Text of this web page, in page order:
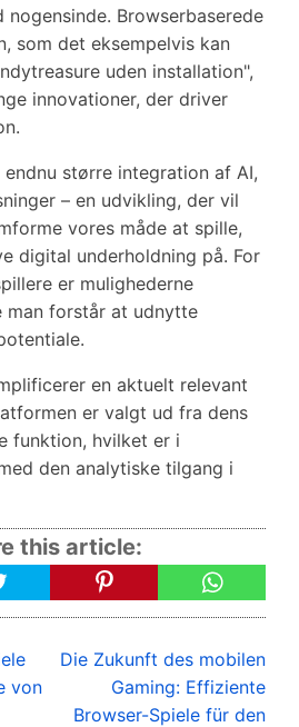
nogensinde. Browserbaserede
som det eksempelvis kan
uden installation",
innovationer, der driver
større integration af AI,
– en udvikling, der vil
vores måde at spille,
digital underholdning på. For
er mulighederne
man forstår at udnytte
en aktuelt relevant
er valgt ud fra dens
funktion, hvilket er i
den analytiske tilgang i
this article:
von
Die Zukunft des mobilen
Gaming: Effiziente
Browser-Spiele für den